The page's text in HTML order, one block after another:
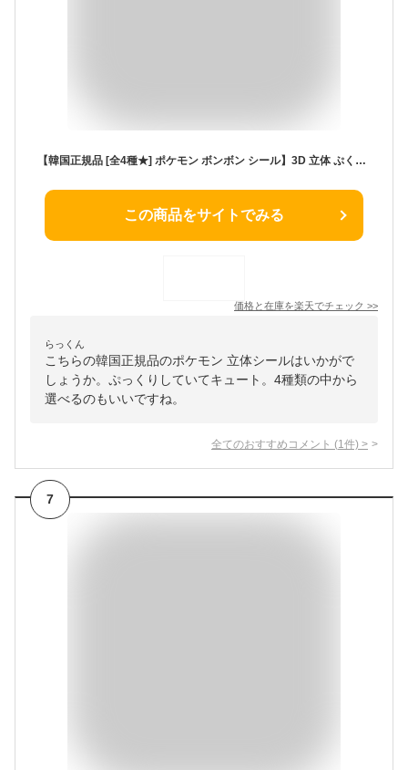
【韓国正規品 [全4種★] ポケモン ボンボン シール】3D 立体 ぷくぷく おはじき風 ステッカー シール 立体シール ボンボンシール ドロップシール キャラクター 3dシール シール帳 人気 キャラクター グッズ おはじき ステッカー 文具 pokemon
この商品をサイトでみる
価格と在庫を楽天でチェック >>
らっくん
こちらの韓国正規品のポケモン 立体シールはいかがで
しょうか。ぷっくりしていてキュート。4種類の中から
選べるのもいいですね。
全てのおすすめコメント (1 件) >
7